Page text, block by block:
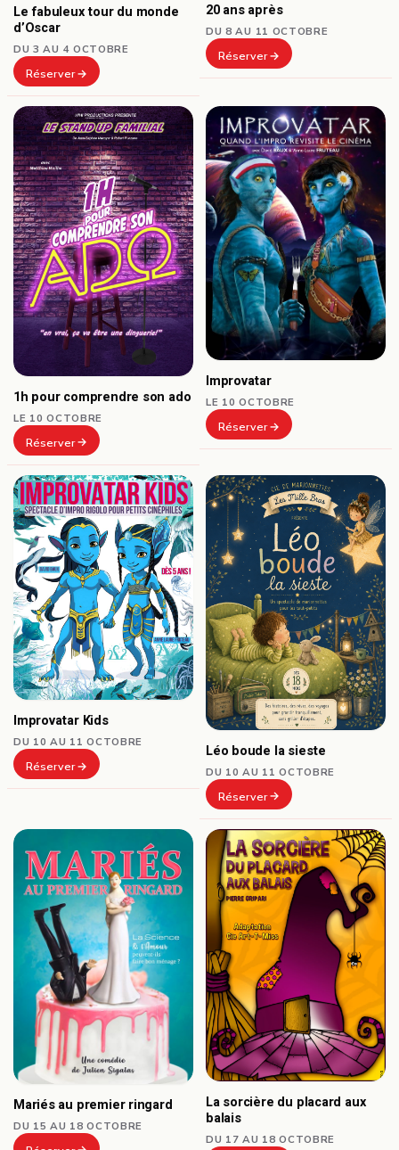
Le fabuleux tour du monde
d’Oscar
DU 3 AU 4 OCTOBRE
Réserver
20 ans après
DU 8 AU 11 OCTOBRE
Réserver
1h pour comprendre son ado
LE 10 OCTOBRE
Réserver
Improvatar
LE 10 OCTOBRE
Réserver
Improvatar Kids
DU 10 AU 11 OCTOBRE
Réserver
Léo boude la sieste
DU 10 AU 11 OCTOBRE
Réserver
Mariés au premier ringard
DU 15 AU 18 OCTOBRE
La sorcière du placard aux
balais
DU 17 AU 18 OCTOBRE